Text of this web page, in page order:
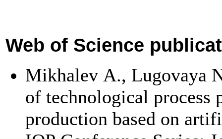
Web of Science
Mikhalev A., Lugovaya
of technological process
production based on